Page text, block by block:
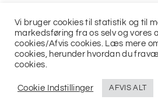
Vi bruger cookies til statistik og til
markedsføring fra os selv og vores
cookies/Afvis cookies. Læs mere
cookies, herunder hvordan du
cookies.
Cookie Indstillinger AFVIS ALT